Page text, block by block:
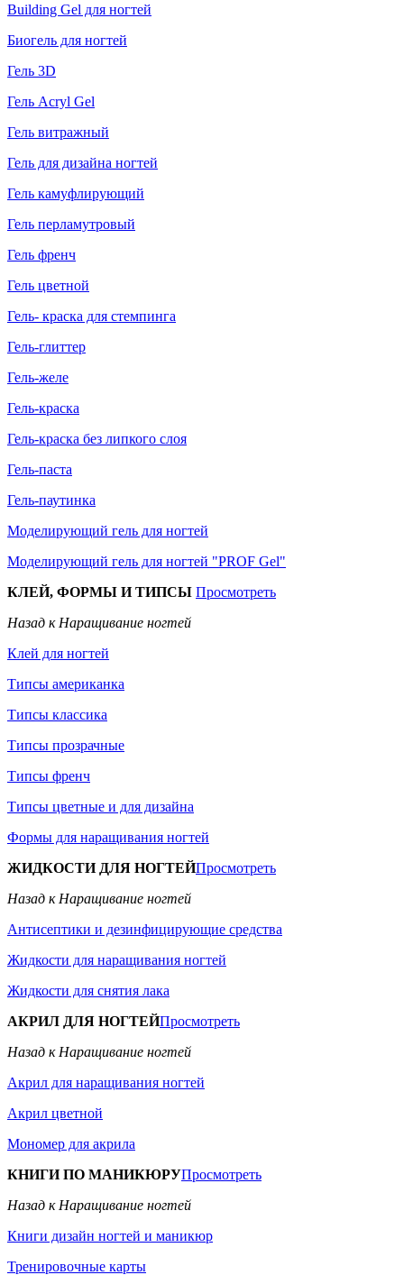
Building Gel для ногтей
Биогель для ногтей
Гель 3D
Гель Acryl Gel
Гель витражный
Гель для дизайна ногтей
Гель камуфлирующий
Гель перламутровый
Гель френч
Гель цветной
Гель- краска для стемпинга
Гель-глиттер
Гель-желе
Гель-краска
Гель-краска без липкого слоя
Гель-паста
Гель-паутинка
Моделирующий гель для ногтей
Моделирующий гель для ногтей "PROF Gel"
КЛЕЙ, ФОРМЫ И ТИПСЫ Просмотреть
Назад к Наращивание ногтей
Клей для ногтей
Типсы американка
Типсы классика
Типсы прозрачные
Типсы френч
Типсы цветные и для дизайна
Формы для наращивания ногтей
ЖИДКОСТИ ДЛЯ НОГТЕЙПросмотреть
Назад к Наращивание ногтей
Антисептики и дезинфицирующие средства
Жидкости для наращивания ногтей
Жидкости для снятия лака
АКРИЛ ДЛЯ НОГТЕЙПросмотреть
Назад к Наращивание ногтей
Акрил для наращивания ногтей
Акрил цветной
Мономер для акрила
КНИГИ ПО МАНИКЮРУПросмотреть
Назад к Наращивание ногтей
Книги дизайн ногтей и маникюр
Тренировочные карты